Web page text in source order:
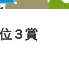
３賞